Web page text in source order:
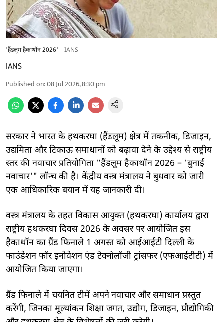
'हैंडलूम हैकाथॉन 2026' IANS
IANS
Published on:08 Jul 2026, 8:30 pm
सरकार ने भारत के हथकरघा (हैंडलूम) क्षेत्र में तकनीक, डिजाइन,
उद्यमिता और टिकाऊ समाधानों को बढ़ावा देने के उद्देश्य से राष्ट्रीय
स्तर की नवाचार प्रतियोगिता "हैंडलूम हैकाथॉन 2026 – 'बुनाई
नवाचार'" लॉन्च की है। केंद्रीय वस्त्र मंत्रालय ने बुधवार को जारी
एक आधिकारिक बयान में यह जानकारी दी।
वस्त्र मंत्रालय के तहत विकास आयुक्त (हथकरघा) कार्यालय द्वारा
राष्ट्रीय हथकरघा दिवस 2026 के अवसर पर आयोजित इस
हैकाथॉन का ग्रैंड फिनाले 1 अगस्त को आईआईटी दिल्ली के
फाउंडेशन फॉर इनोवेशन एंड टेक्नोलॉजी ट्रांसफर (एफआईटीटी) में
आयोजित किया जाएगा।
ग्रैंड फिनाले में चयनित टीमें अपने नवाचार और समाधान प्रस्तुत
करेंगी, जिनका मूल्यांकन शिक्षा जगत, उद्योग, डिजाइन, प्रौद्योगिकी